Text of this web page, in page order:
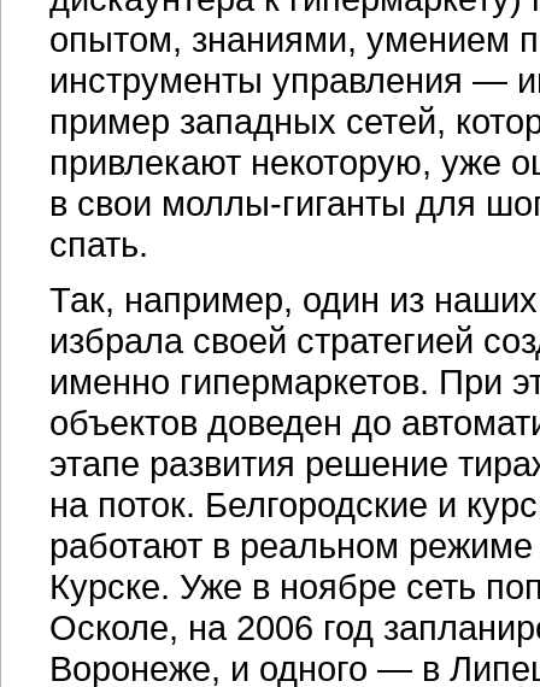
опытом, знаниями, умением
инструменты управления —
пример западных сетей,
привлекают некоторую, уже
в свои моллы-гиганты для
спать.
Так, например, один из
избрала своей стратегией
именно гипермаркетов. При
объектов доведен до
этапе развития решение
на поток. Белгородские и
работают в реальном
Курске. Уже в ноябре сеть
Осколе, на 2006 год
Воронеже, и одного — в